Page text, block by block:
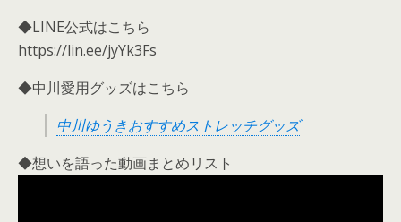
◆LINE公式はこちら
https://lin.ee/jyYk3Fs
◆中川愛用グッズはこちら
中川ゆうきおすすめストレッチグッズ
◆想いを語った動画まとめリスト